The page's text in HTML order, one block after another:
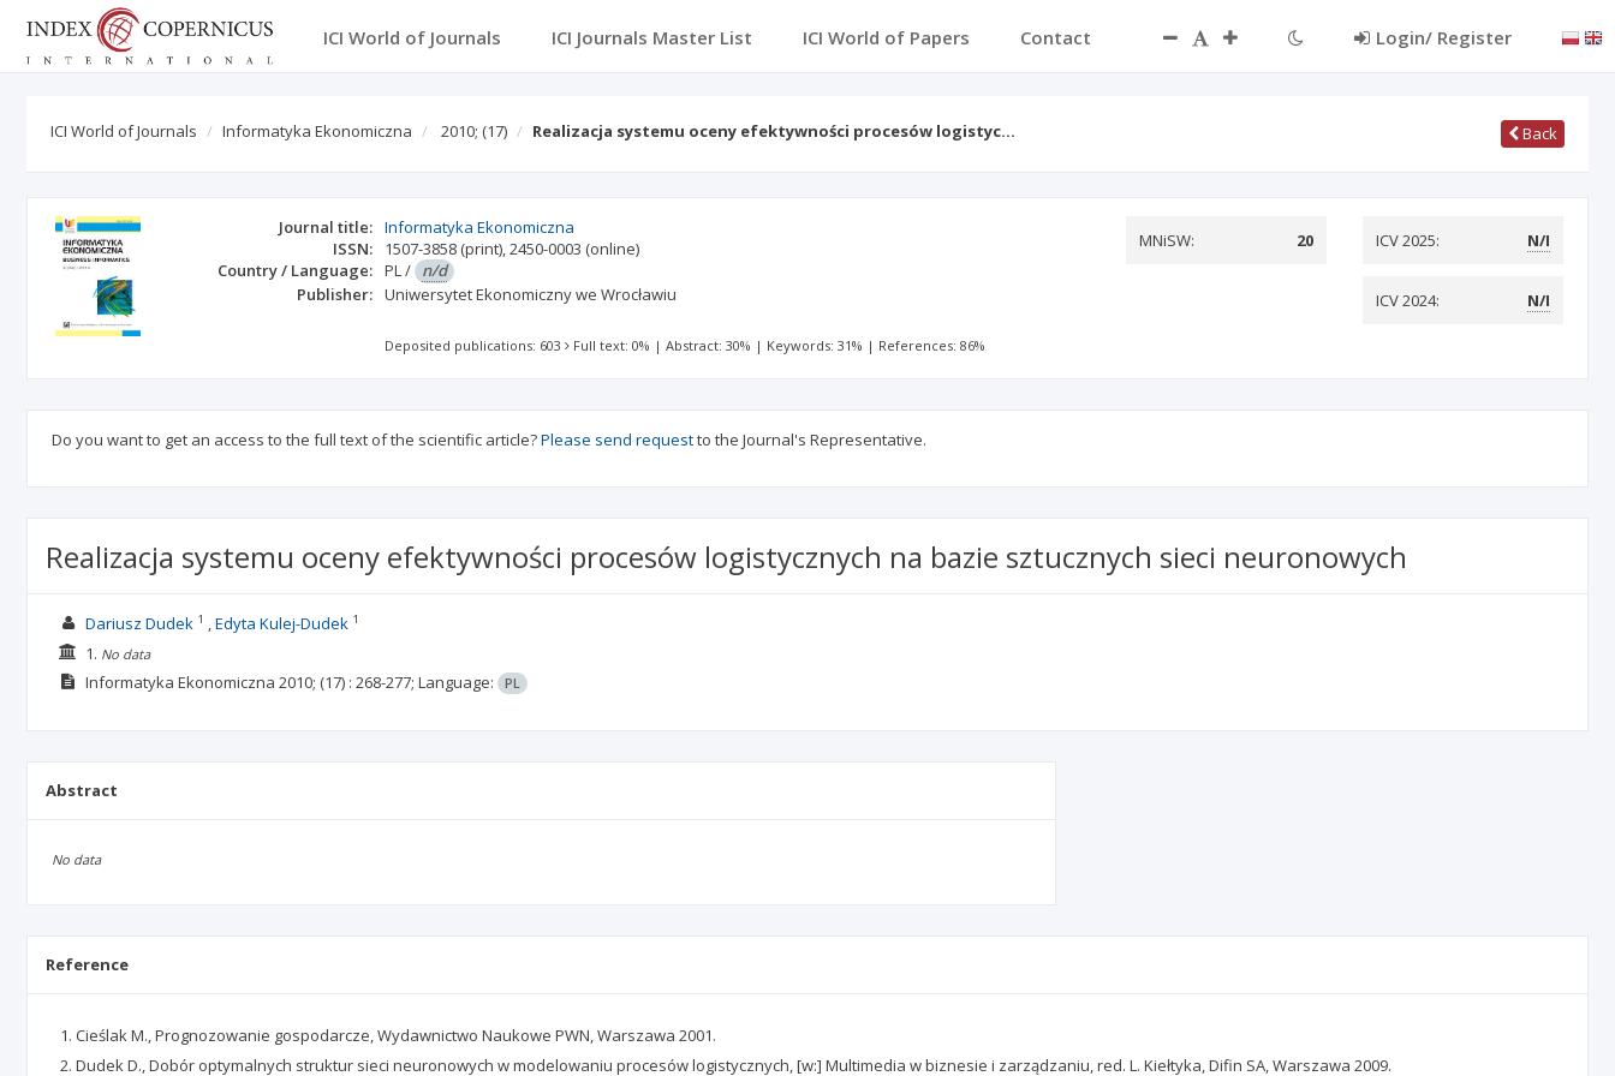
ICI World of Journals ICI Journals Master List ICI World of Papers Contact Login/ Register
ICI World of Journals Informatyka Ekonomiczna 2010; (17) Realizacja systemu oceny efektywności procesów logistyc… Back
Journal title: Informatyka Ekonomiczna
ISSN:
1507-3858 (print),2450-0003 (online)
Country / Language: PL/ n/d
Publisher: Uniwersytet Ekonomiczny we Wrocławiu
MNiSW: 20 ICV 2025: N/I
ICV 2024: N/I
Deposited publications: 603 Full text: 0% |Abstract: 30% | Keywords: 31% | References: 86%
Do you want to get an access to the full text of the scientific article?Please send requestto the Journal's Representative.
Realizacja systemu oceny efektywności procesów logistycznych na bazie sztucznych sieci neuronowych
Dariusz Dudek 1 Edyta Kulej-Dudek 1
1. No data
Informatyka Ekonomiczna 2010; (17) : 268-277; Language: PL
Abstract
No data
Reference
Cieślak M., Prognozowanie gospodarcze, Wydawnictwo Naukowe PWN, Warszawa 2001.
Dudek D., Dobór optymalnych struktur sieci neuronowych w modelowaniu procesów logistycznych, [w:] Multimedia w biznesie i zarządzaniu, red. L. Kiełtyka, Difin SA, Warszawa 2009.